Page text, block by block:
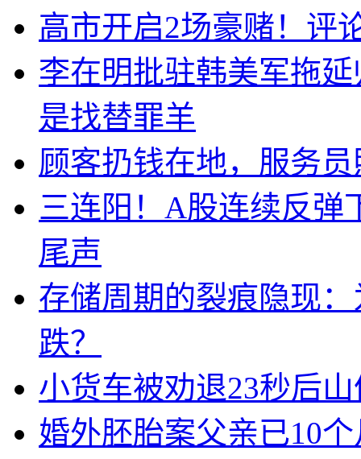
高市开启2场豪赌！评
李在明批驻韩美军拖
是找替罪羊
顾客扔钱在地，服务
三连阳！A股连续反弹
尾声
存储周期的裂痕隐现
跌？
小货车被劝退23秒后
婚外胚胎案父亲已10